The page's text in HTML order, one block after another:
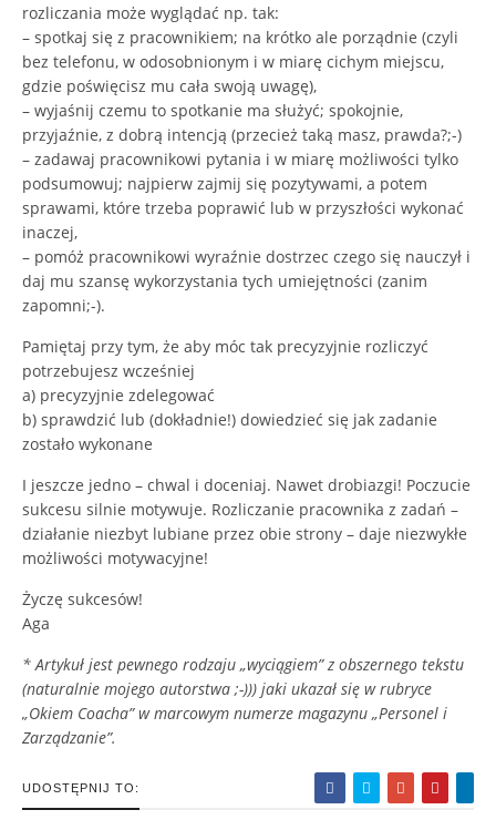
rozliczania może wyglądać np. tak:
– spotkaj się z pracownikiem; na krótko ale porządnie (czyli
bez telefonu, w odosobnionym i w miarę cichym miejscu,
gdzie poświęcisz mu cała swoją uwagę),
– wyjaśnij czemu to spotkanie ma służyć; spokojnie,
przyjaźnie, z dobrą intencją (przecież taką masz, prawda?;-)
– zadawaj pracownikowi pytania i w miarę możliwości tylko
podsumowuj; najpierw zajmij się pozytywami, a potem
sprawami, które trzeba poprawić lub w przyszłości wykonać
inaczej,
– pomóż pracownikowi wyraźnie dostrzec czego się nauczył i
daj mu szansę wykorzystania tych umiejętności (zanim
zapomni;-).
Pamiętaj przy tym, że aby móc tak precyzyjnie rozliczyć
potrzebujesz wcześniej
a) precyzyjnie zdelegować
b) sprawdzić lub (dokładnie!) dowiedzieć się jak zadanie
zostało wykonane
I jeszcze jedno – chwal i doceniaj. Nawet drobiazgi! Poczucie
sukcesu silnie motywuje. Rozliczanie pracownika z zadań –
działanie niezbyt lubiane przez obie strony – daje niezwykłe
możliwości motywacyjne!
Życzę sukcesów!
Aga
* Artykuł jest pewnego rodzaju „wyciągiem” z obszernego tekstu
(naturalnie mojego autorstwa ;-))) jaki ukazał się w rubryce
„Okiem Coacha” w marcowym numerze magazynu „Personel i
Zarządzanie”.
UDOSTĘPNIJ TO: